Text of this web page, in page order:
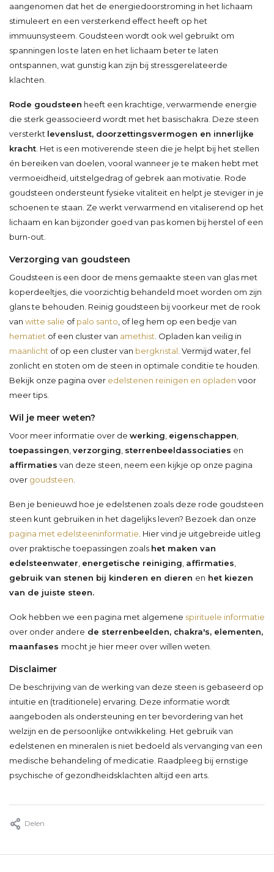
aangenomen dat het de energiedoorstroming in het lichaam
stimuleert en een versterkend effect heeft op het
immuunsysteem. Goudsteen wordt ook wel gebruikt om
spanningen los te laten en het lichaam beter te laten
ontspannen, wat gunstig kan zijn bij stressgerelateerde
klachten.
Rode goudsteen heeft een krachtige, verwarmende energie
die sterk geassocieerd wordt met het basischakra. Deze steen
versterkt levenslust, doorzettingsvermogen en innerlijke
kracht . Het is een motiverende steen die je helpt bij het stellen
én bereiken van doelen, vooral wanneer je te maken hebt met
vermoeidheid, uitstelgedrag of gebrek aan motivatie. Rode
goudsteen ondersteunt fysieke vitaliteit en helpt je steviger in je
schoenen te staan. Ze werkt verwarmend en vitaliserend op het
lichaam en kan bijzonder goed van pas komen bij herstel of een
burn-out.
Verzorging van goudsteen
Goudsteen is een door de mens gemaakte steen van glas met
koperdeeltjes, die voorzichtig behandeld moet worden om zijn
glans te behouden. Reinig goudsteen bij voorkeur met de rook
van witte salie ofpalo santo , of leg hem op een bedje van
hematiet of een cluster van amethist . Opladen kan veilig in
maanlicht of op een cluster van bergkristal . Vermijd water, fel
zonlicht en stoten om de steen in optimale conditie te houden.
Bekijk onze pagina over edelstenen reinigen en opladen voor
meer tips.
Wil je meer weten?
Voor meer informatie over de werking eigenschappen
toepassingen verzorging sterrenbeeldassociaties en
affirmaties van deze steen, neem een kijkje op onze pagina
over goudsteen
Ben je benieuwd hoe je edelstenen zoals deze rode goudsteen
steen kunt gebruiken in het dagelijks leven? Bezoek dan onze
pagina met edelsteeninformatie . Hier vind je uitgebreide uitleg
over praktische toepassingen zoals het maken van
edelsteenwater energetische reiniging affirmaties
gebruik van stenen bij kinderen en dieren en het kiezen
van de juiste steen.
Ook hebben we een pagina met algemene spirituele informatie
over onder andere de sterrenbeelden, chakra's, elementen,
maanfases mocht je hier meer over willen weten.
Disclaimer
De beschrijving van de werking van deze steen is gebaseerd op
intuïtie en (traditionele) ervaring. Deze informatie wordt
aangeboden als ondersteuning en ter bevordering van het
welzijn en de persoonlijke ontwikkeling. Het gebruik van
edelstenen en mineralen is niet bedoeld als vervanging van een
medische behandeling of medicatie. Raadpleeg bij ernstige
psychische of gezondheidsklachten altijd een arts.
Delen